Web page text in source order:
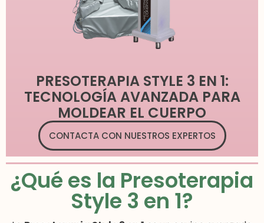
PRESOTERAPIA STYLE 3 EN 1:
TECNOLOGÍA AVANZADA PARA
MOLDEAR EL CUERPO
CONTACTA CON NUESTROS EXPERTOS
¿Qué es la Presoterapia
Style 3 en 1?